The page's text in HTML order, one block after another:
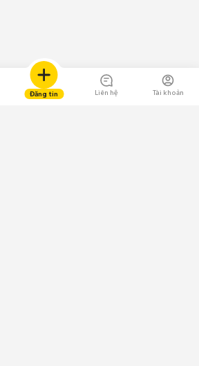
Đăng tin Liên hệ Tài khoản